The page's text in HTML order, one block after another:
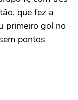
que fez a
primeiro gol no
pontos